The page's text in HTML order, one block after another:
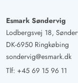
Esmark Søndervig
Lodbergsvej 18,
DK-6950 Ringkøbing
sondervig@esmark.dk
Tlf: +45 69 15 96 11